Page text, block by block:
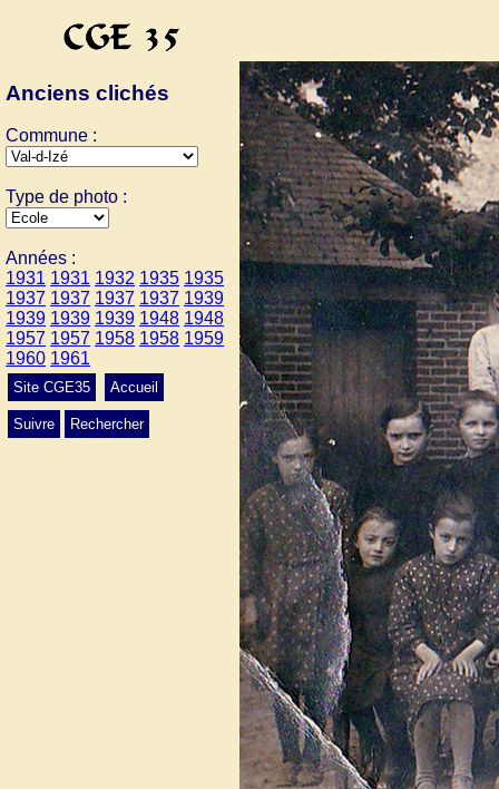
Anciens clichés
Commune :
Type de photo :
Années :
1931 1931 1932 1935 1935
1937 1937 1937 1937 1939
1939 1939 1939 1948 1948
1957 1957 1958 1958 1959
1960 1961
Site CGE35 Accueil
Suivre Rechercher